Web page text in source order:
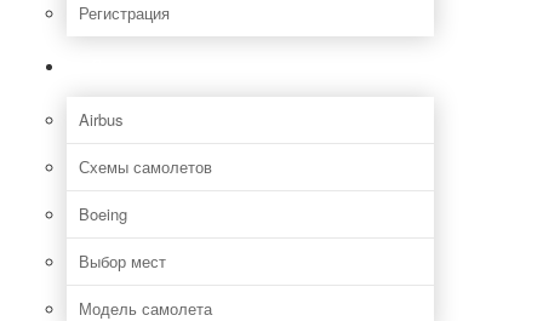
Регистрация
Airbus
Схемы самолетов
Boeing
Выбор мест
Модель самолета